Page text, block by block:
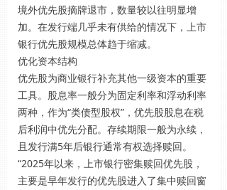
境外优先股摘牌退市，数量较以往明显增
加。在发行端几乎未有供给的情况下，上市
银行优先股规模总体趋于缩减。
优化资本结构
优先股为商业银行补充其他一级资本的重要
工具。股息率一般分为固定利率和浮动利率
两种，作为“类债型股权”，优先股股息在税
后利润中优先分配。存续期限一般为永续，
且发行满5年后银行通常有权选择赎回。
“2025年以来，上市银行密集赎回优先股，
主要是早年发行的优先股进入了集中赎回窗